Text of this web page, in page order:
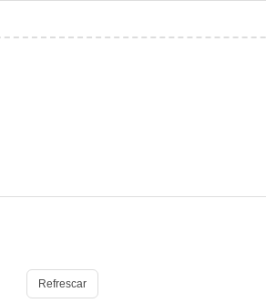
Refrescar